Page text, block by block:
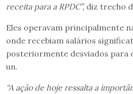
receita para a RPDC”, diz trecho
Eles operavam principalmente
onde recebiam salários
posteriormente desviados para
un.
“A ação de hoje ressalta a